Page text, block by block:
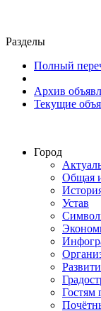
Разделы
Полный
Архив
Текущие
Город
Общая
Устав
Гостям